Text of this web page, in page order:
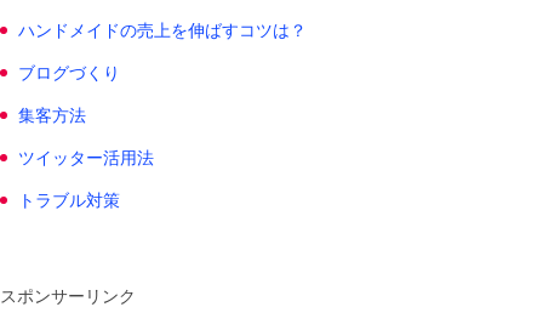
ハンドメイドの売上を伸ばすコツは？
ブログづくり
集客方法
ツイッター活用法
トラブル対策
スポンサーリンク